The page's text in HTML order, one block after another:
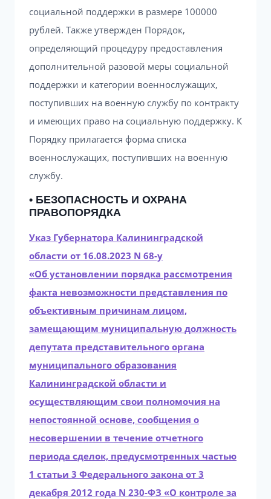
социальной поддержки в размере 100000
рублей. Также утвержден Порядок,
определяющий процедуру предоставления
дополнительной разовой меры социальной
поддержки и категории военнослужащих,
поступивших на военную службу по контракту
и имеющих право на социальную поддержку. К
Порядку прилагается форма списка
военнослужащих, поступивших на военную
службу.
• БЕЗОПАСНОСТЬ И ОХРАНА
ПРАВОПОРЯДКА
Указ Губернатора Калининградской
области от 16.08.2023 N 68-у
«Об установлении порядка рассмотрения
факта невозможности представления по
объективным причинам лицом,
замещающим муниципальную должность
депутата представительного органа
муниципального образования
Калининградской области и
осуществляющим свои полномочия на
непостоянной основе, сообщения о
несовершении в течение отчетного
периода сделок, предусмотренных частью
1 статьи 3 Федерального закона от 3
декабря 2012 года N 230-ФЗ «О контроле за